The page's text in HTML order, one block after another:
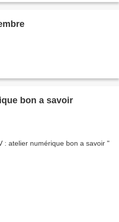
bon a savoir